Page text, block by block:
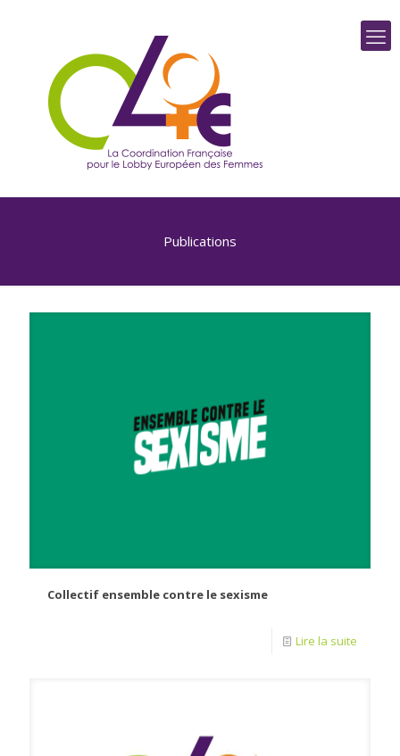
Publications
Collectif ensemble contre le sexisme
Lire la suite